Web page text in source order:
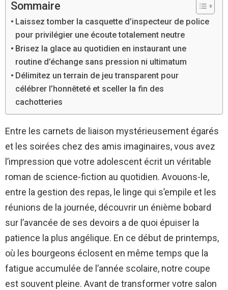
Sommaire
Laissez tomber la casquette d’inspecteur de police
pour privilégier une écoute totalement neutre
Brisez la glace au quotidien en instaurant une
routine d’échange sans pression ni ultimatum
Délimitez un terrain de jeu transparent pour
célébrer l’honnêteté et sceller la fin des
cachotteries
Entre les carnets de liaison mystérieusement égarés
et les soirées chez des amis imaginaires, vous avez
l’impression que votre adolescent écrit un véritable
roman de science-fiction au quotidien. Avouons-le,
entre la gestion des repas, le linge qui s’empile et les
réunions de la journée, découvrir un énième bobard
sur l’avancée de ses devoirs a de quoi épuiser la
patience la plus angélique. En ce début de printemps,
où les bourgeons éclosent en même temps que la
fatigue accumulée de l’année scolaire, notre coupe
est souvent pleine. Avant de transformer votre salon